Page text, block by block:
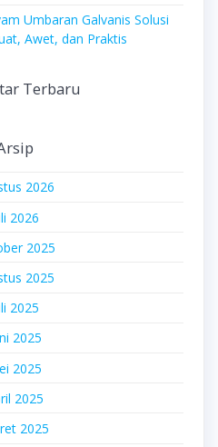
Umbaran Galvanis Solusi
Awet, dan Praktis
Terbaru
2026
2026
2025
2025
2025
2025
2025
2025
2025